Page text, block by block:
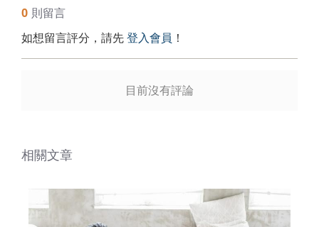
0 則留言
如想留言評分，請先登入會員 ！
目前沒有評論
相關文章